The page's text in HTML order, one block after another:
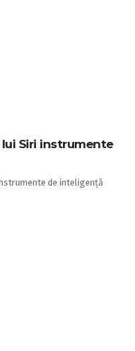
Siri instrumente
de inteligență